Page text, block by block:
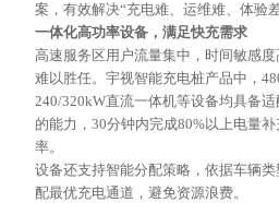
案，有效解决“充电难、运维难、体验
一体化高功率设备，满足快充需求
高速服务区用户流量集中，时间敏感
难以胜任。宇视智能充电桩产品中，
240/320kW直流一体机等设备均具备
的能力，30分钟内完成80%以上电量
率。
设备还支持智能分配策略，依据车辆
配最优充电通道，避免资源浪费。